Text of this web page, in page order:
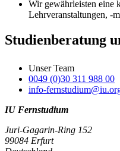
Wir gewährleisten eine
Lehrveranstaltungen, -
Studienberatung
Unser Team
0049 (0)30 311 988 00
info-
IU Fernstudium
Juri-Gagarin-Ring 152
99084 Erfurt